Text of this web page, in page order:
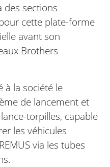
des sections
cette plate-forme
avant son
Brothers
à la société le
de lancement et
torpilles, capable
les véhicules
via les tubes